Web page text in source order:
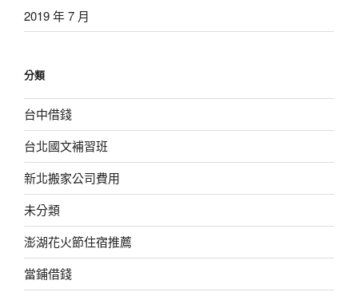
2019 年 7 月
分類
台中借錢
台北國文補習班
新北搬家公司費用
未分類
澎湖花火節住宿推薦
當鋪借錢